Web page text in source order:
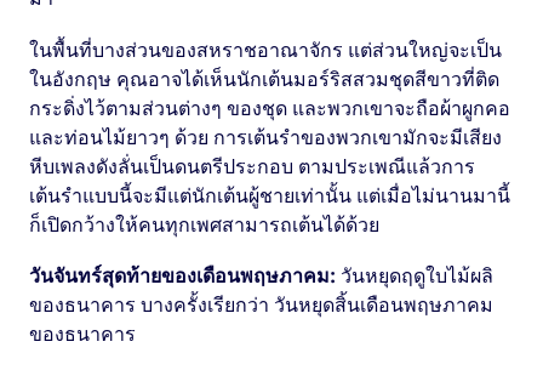
ในพื้นที่บางส่วนของสหราชอาณาจักร แต่ส่วนใหญ่จะเป็น
ในอังกฤษ คุณอาจได้เห็นนักเต้นมอร์ริสสวมชุดสีขาวที่ติด
กระดิ่งไว้ตามส่วนต่างๆ ของชุด และพวกเขาจะถือผ้าผูกคอ
และท่อนไม้ยาวๆ ด้วย การเต้นรำของพวกเขามักจะมีเสียง
หีบเพลงดังลั่นเป็นดนตรีประกอบ ตามประเพณีแล้วการ
เต้นรำแบบนี้จะมีแต่นักเต้นผู้ชายเท่านั้น แต่เมื่อไม่นานมานี้
ก็เปิดกว้างให้คนทุกเพศสามารถเต้นได้ด้วย
วันจันทร์สุดท้ายของเดือนพฤษภาคม: วันหยุดฤดูใบไม้ผลิ
ของธนาคาร บางครั้งเรียกว่า วันหยุดสิ้นเดือนพฤษภาคม
ของธนาคาร